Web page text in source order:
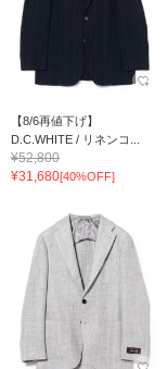
【8/6再値下げ】
D.C.WHITE / リネンコ...
¥52,800
¥31,680[40%OFF]